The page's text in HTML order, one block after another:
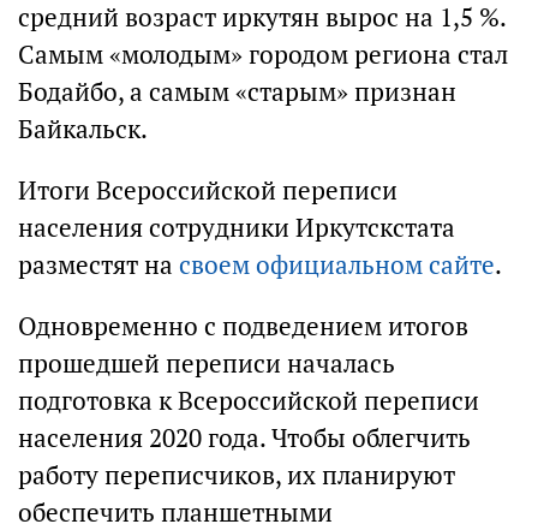
средний возраст иркутян вырос на 1,5 %.
Самым «молодым» городом региона стал
Бодайбо, а самым «старым» признан
Байкальск.
Итоги Всероссийской переписи
населения сотрудники Иркутскстата
разместят на своем официальном сайте.
Одновременно с подведением итогов
прошедшей переписи началась
подготовка к Всероссийской переписи
населения 2020 года. Чтобы облегчить
работу переписчиков, их планируют
обеспечить планшетными